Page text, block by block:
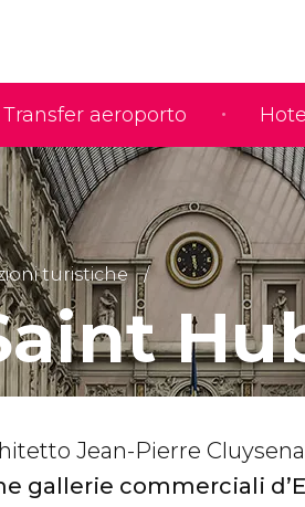
Transfer aeroporto
turistiche
Jean-Pierre
gallerie commerciali